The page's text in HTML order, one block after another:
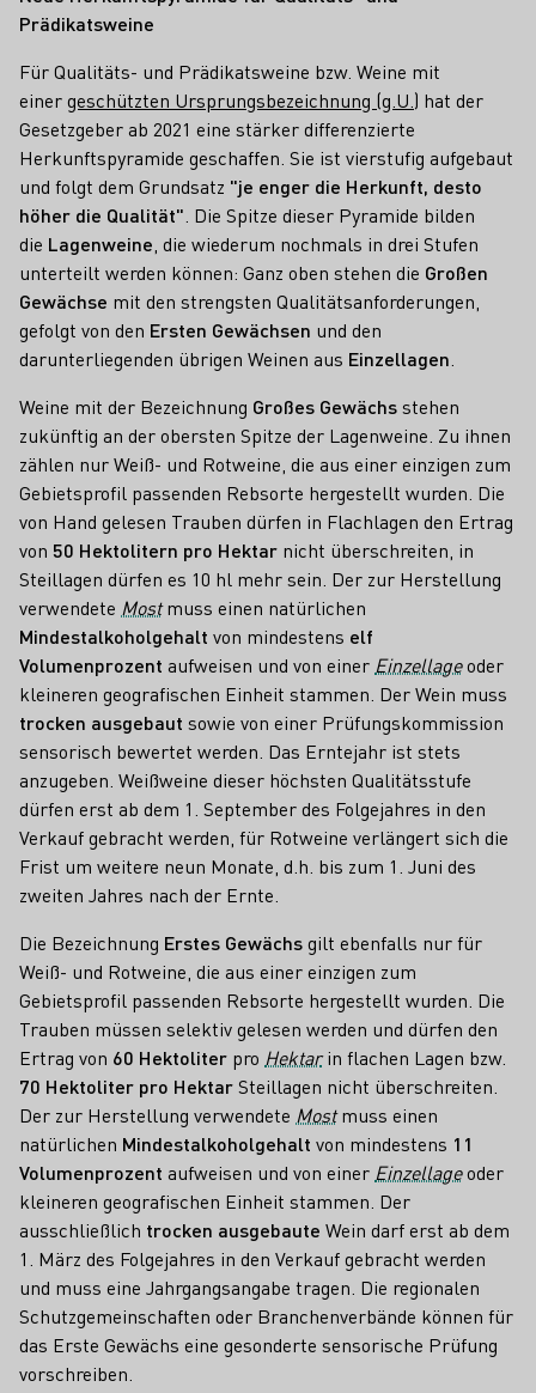
Prädikatsweine
Für Qualitäts- und Prädikatsweine bzw. Weine mit
einergeschützten Ursprungsbezeichnung (g.U.) hat der
Gesetzgeber ab 2021 eine stärker differenzierte
Herkunftspyramide geschaffen. Sie ist vierstufig aufgebaut
und folgt dem Grundsatz "je enger die Herkunft, desto
höher die Qualität" . Die Spitze dieser Pyramide bilden
die Lagenweine , die wiederum nochmals in drei Stufen
unterteilt werden können: Ganz oben stehen die Großen
Gewächse mit den strengsten Qualitätsanforderungen,
gefolgt von den Ersten Gewächsen und den
darunterliegenden übrigen Weinen aus Einzellagen
Weine mit der Bezeichnung Großes Gewächsstehen
zukünftig an der obersten Spitze der Lagenweine. Zu ihnen
zählen nur Weiß- und Rotweine, die aus einer einzigen zum
Gebietsprofil passenden Rebsorte hergestellt wurden. Die
von Hand gelesen Trauben dürfen in Flachlagen den Ertrag
von 50 Hektolitern pro Hektar nicht überschreiten, in
Steillagen dürfen es 10 hl mehr sein. Der zur Herstellung
verwendete Mostmuss einen natürlichen
Mindestalkoholgehalt von mindestens elf
Volumenprozent aufweisen und von einer Einzellageoder
kleineren geografischen Einheit stammen. Der Wein muss
trocken ausgebaut sowie von einer Prüfungskommission
sensorisch bewertet werden. Das Erntejahr ist stets
anzugeben. Weißweine dieser höchsten Qualitätsstufe
dürfen erst ab dem 1. September des Folgejahres in den
Verkauf gebracht werden, für Rotweine verlängert sich die
Frist um weitere neun Monate, d.h. bis zum 1. Juni des
zweiten Jahres nach der Ernte.
Die Bezeichnung Erstes Gewächsgilt ebenfalls nur für
Weiß- und Rotweine, die aus einer einzigen zum
Gebietsprofil passenden Rebsorte hergestellt wurden. Die
Trauben müssen selektiv gelesen werden und dürfen den
Ertrag von 60 Hektoliter pro Hektarin flachen Lagen bzw.
70 Hektoliter pro HektarSteillagen nicht überschreiten.
Der zur Herstellung verwendete Mostmuss einen
natürlichen Mindestalkoholgehalt von mindestens 11
Volumenprozent aufweisen und von einer Einzellageoder
kleineren geografischen Einheit stammen. Der
ausschließlich trocken ausgebaute Wein darf erst ab dem
1. März des Folgejahres in den Verkauf gebracht werden
und muss eine Jahrgangsangabe tragen. Die regionalen
Schutzgemeinschaften oder Branchenverbände können für
das Erste Gewächs eine gesonderte sensorische Prüfung
vorschreiben.